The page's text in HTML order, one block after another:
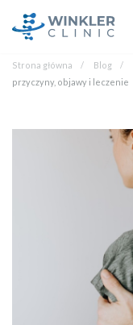
Strona główna Blog
przyczyny, objawy i leczenie